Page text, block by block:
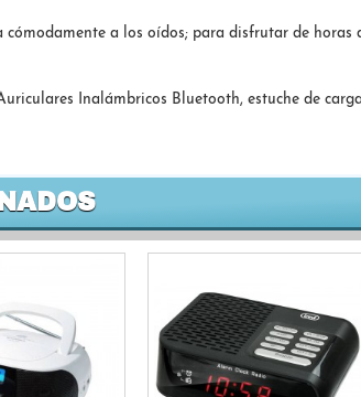
cómodamente a los oídos; para disfrutar de
Inalámbricos Bluetooth, estuche de